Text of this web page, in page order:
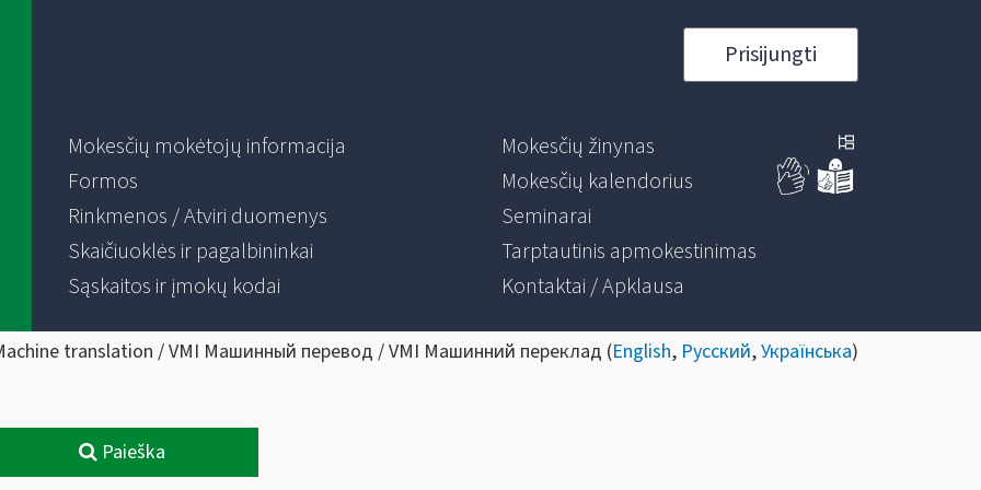
Prisijungti
Mokesčių mokėtojų informacija
Formos
Rinkmenos / Atviri duomenys
Skaičiuoklės ir pagalbininkai
Sąskaitos ir įmokų kodai
Mokesčių žinynas
Mokesčių kalendorius
Seminarai
Tarptautinis apmokestinimas
Kontaktai / Apklausa
translation / VMI Машинный перевод / VMI Машинний переклад (English, Русский,Українська)
Paieška